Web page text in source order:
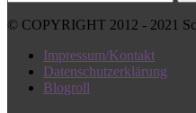
© COPYRIGHT 2012 - 2021
Impressum/Kontakt
Datenschutzerklärung
Blogroll